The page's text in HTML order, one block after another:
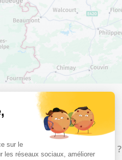
plus fréquentes
d'impression à Châtelet ?